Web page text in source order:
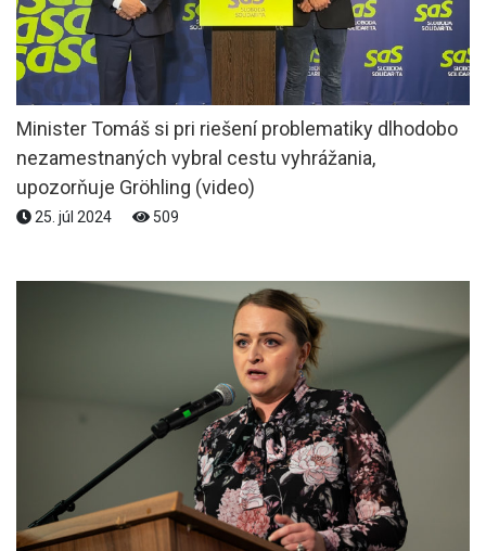
Minister Tomáš si pri riešení problematiky dlhodobo
nezamestnaných vybral cestu vyhrážania,
upozorňuje Gröhling (video)
25. júl 2024 509